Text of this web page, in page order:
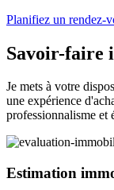
Planifiez un rendez-
Savoir-faire
Je mets à votre
une expérience
professionnalisme et
Estimation